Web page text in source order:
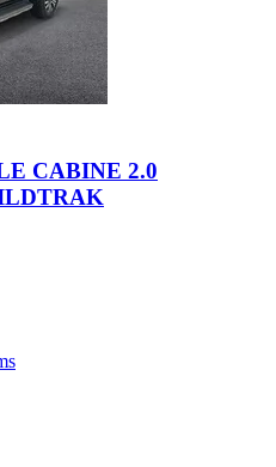
CABINE 2.0